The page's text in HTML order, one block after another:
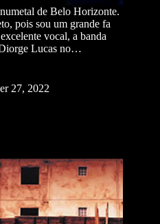
de Belo Horizonte.
pois sou um grande fa
vocal, a banda
Lucas no…
27, 2022